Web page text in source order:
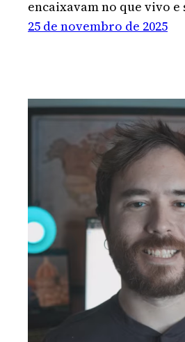
encaixavam no que vivo e
25 de novembro de 2025